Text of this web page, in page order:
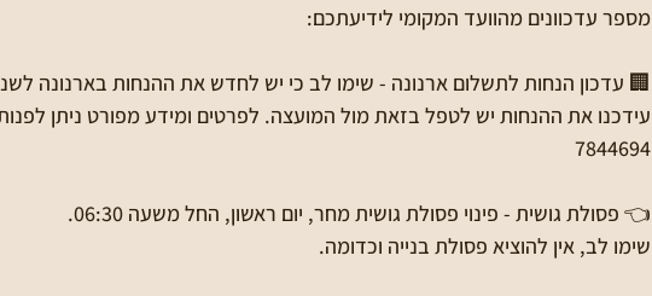
מספר עדכוונים מהוועד המקומי לידיעתכם:
7844694
👈 פסולת גושית - פינוי פסולת גושית מחר, יום ראשון, החל משעה 06:30.
שימו לב, אין להוציא פסולת בנייה וכדומה.